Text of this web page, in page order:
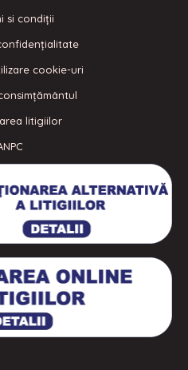
si condiţii
cookie-uri
litigiilor